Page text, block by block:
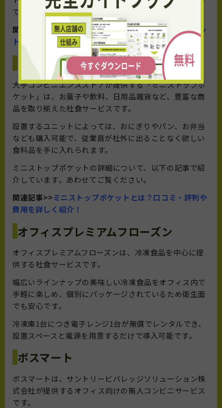
てください。
関連記事>>
オフィスオアシスの口コミ・評判は？メリッ
ト・デメリットや類似サービスを紹介！
ミニストップポケット
大手コンビニエンスストアが提供する「ミニストップポ
ケット」は、お菓子や飲料、日用品雑貨など、豊富な商
品を取り揃えた社食サービスです。
設置するユニットによっては、おにぎりやパン、お弁当
なども購入可能で、従業員が社外に出ることなく欲しい
食料品を手に入れられます。
ミニストップポケットの詳細について、以下の記事で紹
介しています。あわせてご覧ください。
関連記事>>ミニストップポケットとは？口コミ・評判や
費用を詳しく紹介！
オフィスプレミアムフローズン
オフィスプレミアムフローズンは、冷凍食品を中心に提
供する社食サービスです。
幅広いラインナップの美味しい冷凍食品をオフィス内で
手軽に楽しめ、個別にパッケージされているため衛生面
でも安心です。
冷凍庫1台につき電子レンジ1台が無償でレンタルでき、
設置スペースと電源を用意するだけで導入可能です。
ボスマート
ボスマートは、サントリービバレッジソリューション株
式会社が提供するオフィス向けの無人コンビニサービス
です。